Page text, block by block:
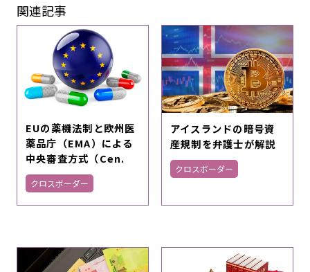
関連記事
EUの薬機法制と欧州医
薬品庁（EMA）による
中央審査方式（Cen.
クロスボーダー
アイスランドの暗号資
産規制を弁護士が解説
クロスボーダー